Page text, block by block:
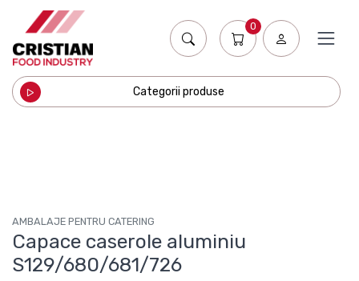
0
Categorii produse
AMBALAJE PENTRU CATERING
Capace caserole aluminiu
S129/680/681/726